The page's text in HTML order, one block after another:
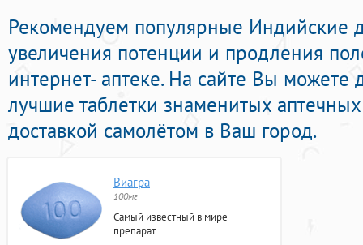
Рекомендуем популярные Индийские
увеличения потенции и продления
интернет- аптеке. На сайте Вы можете
лучшие таблетки знаменитых
доставкой самолётом в Ваш город.
Виагра
100мг
Самый известный в мире
препарат